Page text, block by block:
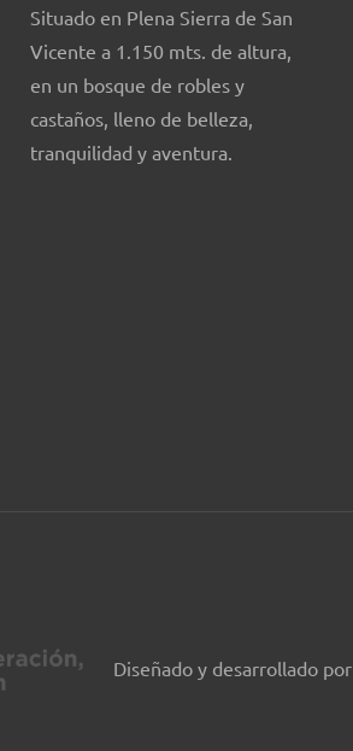
Situado en Plena Sierra de San
Vicente a 1.150 mts. de altura,
en un bosque de robles y
castaños, lleno de belleza,
tranquilidad y aventura.
Diseñado y desarrollado por